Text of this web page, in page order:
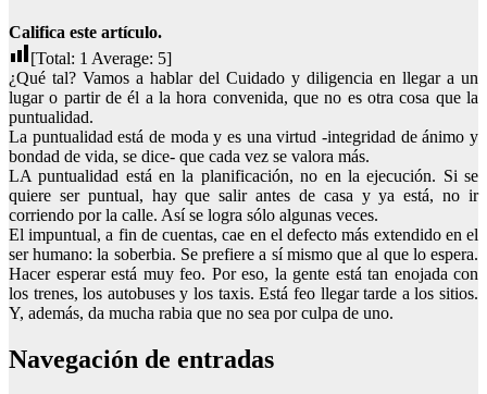
Califica este artículo.
[Total: 1 Average: 5]
¿Qué tal? Vamos a hablar del Cuidado y diligencia en llegar a un
lugar o partir de él a la hora convenida, que no es otra cosa que la
puntualidad.
La puntualidad está de moda y es una virtud -integridad de ánimo y
bondad de vida, se dice- que cada vez se valora más.
LA puntualidad está en la planificación, no en la ejecución. Si se
quiere ser puntual, hay que salir antes de casa y ya está, no ir
corriendo por la calle. Así se logra sólo algunas veces.
El impuntual, a fin de cuentas, cae en el defecto más extendido en el
ser humano: la soberbia. Se prefiere a sí mismo que al que lo espera.
Hacer esperar está muy feo. Por eso, la gente está tan enojada con
los trenes, los autobuses y los taxis. Está feo llegar tarde a los sitios.
Y, además, da mucha rabia que no sea por culpa de uno.
Navegación de entradas